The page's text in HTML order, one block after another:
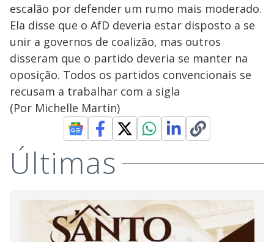
escalão por defender um rumo mais moderado.
Ela disse que o AfD deveria estar disposto a se
unir a governos de coalizão, mas outros
disseram que o partido deveria se manter na
oposição. Todos os partidos convencionais se
recusam a trabalhar com a sigla
(Por Michelle Martin)
Últimas